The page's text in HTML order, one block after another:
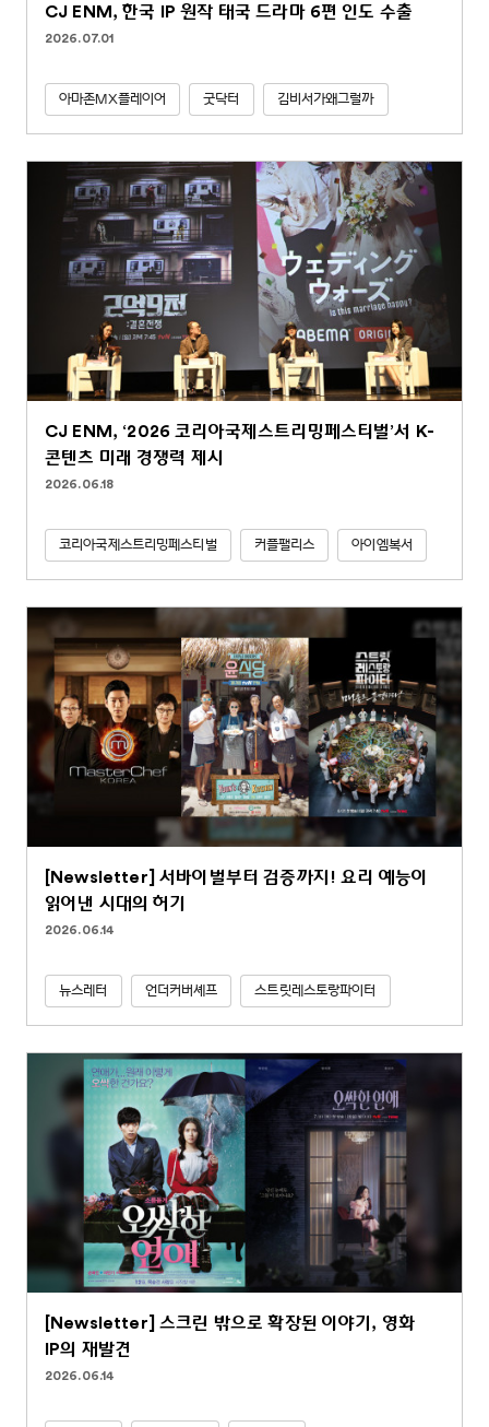
CJ ENM, 한국 IP 원작 태국 드라마 6편 인도 수출
2026.07.01
아마존MX플레이어 굿닥터 김비서가왜그럴까
CJ ENM, ‘2026 코리아국제스트리밍페스티벌’서 K-
콘텐츠 미래 경쟁력 제시
2026.06.18
코리아국제스트리밍페스티벌 커플팰리스 아이엠복서
[Newsletter] 서바이벌부터 검증까지! 요리 예능이
읽어낸 시대의 허기
2026.06.14
뉴스레터 언더커버셰프 스트릿레스토랑파이터
[Newsletter] 스크린 밖으로 확장된 이야기, 영화
IP의 재발견
2026.06.14